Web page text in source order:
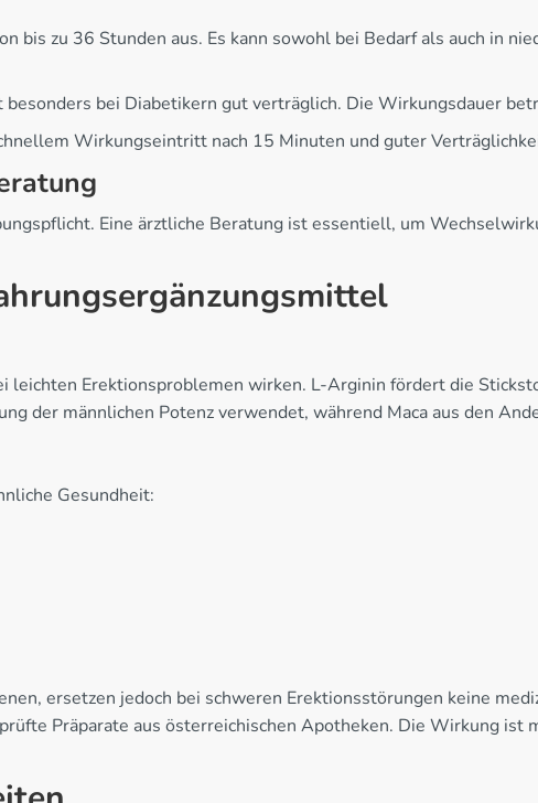
bis zu 36 Stunden aus. Es kann sowohl bei Bedarf als auch in
bei Diabetikern gut verträglich. Die Wirkungsdauer
Wirkungseintritt nach 15 Minuten und guter
Eine ärztliche Beratung ist essentiell, um
Erektionsproblemen wirken. L-Arginin fördert die
der männlichen Potenz verwendet, während Maca aus den
Gesundheit:
ersetzen jedoch bei schweren Erektionsstörungen keine
Präparate aus österreichischen Apotheken. Die Wirkung